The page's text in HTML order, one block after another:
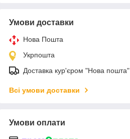
Умови доставки
Нова Пошта
Укрпошта
Доставка кур'єром "Нова пошта"
Всі умови доставки
Умови оплати